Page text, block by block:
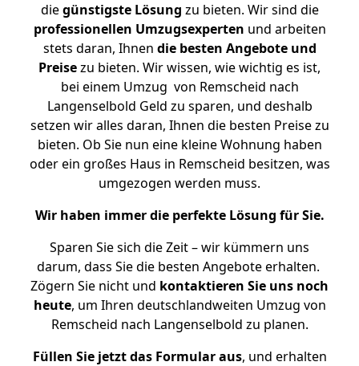
diegünstigste Lösung zu bieten. Wir sind die
professionellen Umzugsexperten und arbeiten
stets daran, Ihnen die besten Angebote und
Preisezu bieten. Wir wissen, wie wichtig es ist,
bei einem Umzug von Remscheid nach
Langenselbold Geld zu sparen, und deshalb
setzen wir alles daran, Ihnen die besten Preise zu
bieten. Ob Sie nun eine kleine Wohnung haben
oder ein großes Haus in Remscheid besitzen, was
umgezogen werden muss.
Wir haben immer die perfekte Lösung für Sie.
Sparen Sie sich die Zeit – wir kümmern uns
darum, dass Sie die besten Angebote erhalten.
Zögern Sie nicht und kontaktieren Sie uns noch
heute, um Ihren deutschlandweiten Umzug von
Remscheid nach Langenselbold zu planen.
Füllen Sie jetzt das Formular aus, und erhalten